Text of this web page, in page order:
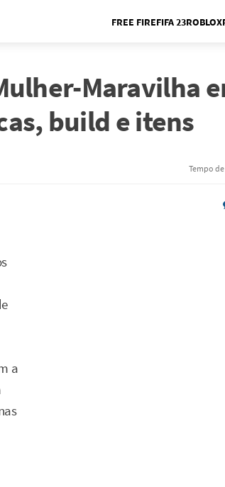
FREE FIREFIFA 23ROBLOX
Maravilha
build e itens
Tempo
a